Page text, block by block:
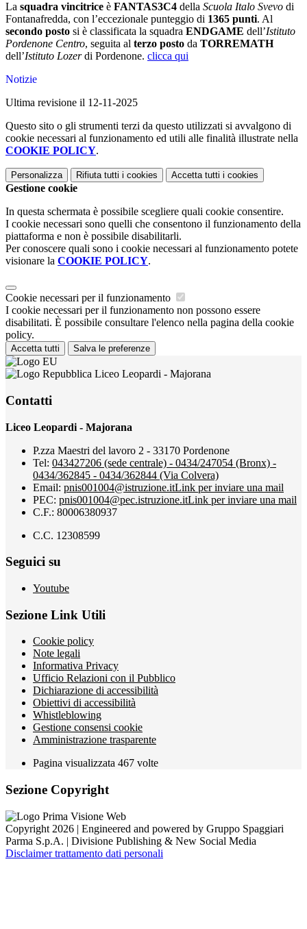
La squadra vincitrice è FANTAS3C4 della Scuola Italo Svevo di
Fontanafredda, con l’eccezionale punteggio di 1365 punti. Al
secondo posto si è classificata la squadra ENDGAME dell’Istituto
Pordenone Centro, seguita al terzo posto da TORREMATH
dell’Istituto Lozerdi Pordenone. clicca qui
Notizie
Ultima revisione il 12-11-2025
Questo sito o gli strumenti terzi da questo utilizzati si avvalgono di
cookie necessari al funzionamento ed utili alle finalità illustrate nella
COOKIE POLICY.
Personalizza Rifiuta tutti i cookies Accetta tutti i cookies
Gestione cookie
In questa schermata è possibile scegliere quali cookie consentire.
I cookie necessari sono quelli che consentono il funzionamento della
piattaforma e non è possibile disabilitarli.
Per conoscere quali sono i cookie necessari al funzionamento potete
visionare la COOKIE POLICY.
Cookie necessari per il funzionamento
I cookie necessari per il funzionamento non possono essere
disabilitati. È possibile consultare l'elenco nella pagina della cookie
policy.
Accetta tutti Salva le preferenze
Liceo Leopardi - Majorana
Contatti
Liceo Leopardi - Majorana
P.zza Maestri del lavoro 2 - 33170 Pordenone
Tel: 043427206 (sede centrale) - 0434/247054 (Bronx) -
0434/362845 - 0434/362844 (Via Colvera)
Email: pnis001004@istruzione.itLink per inviare una mail
PEC: pnis001004@pec.istruzione.itLink per inviare una mail
C.F.: 80006380937
C.C. 12308599
Seguici su
Youtube
Sezione Link Utili
Cookie policy
Note legali
Informativa Privacy
Ufficio Relazioni con il Pubblico
Dichiarazione di accessibilità
Obiettivi di accessibilità
Whistleblowing
Gestione consensi cookie
Amministrazione trasparente
Pagina visualizzata 467 volte
Sezione Copyright
Copyright 2026 | Engineered and powered by Gruppo Spaggiari
Parma S.p.A. | Divisione Publishing & New Social Media
Disclaimer trattamento dati personali